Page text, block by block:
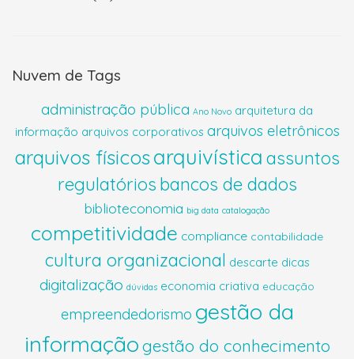
Nuvem de Tags
administração pública Ano Novo arquitetura da
informação arquivos corporativos arquivos eletrônicos
arquivos físicosarquivística assuntos
regulatórios bancos de dados
biblioteconomia big data catalogação
competitividade compliance contabilidade
cultura organizacional descarte dicas
digitalização dúvidas economia criativa educação
empreendedorismo gestão da
informaçãogestão do conhecimento